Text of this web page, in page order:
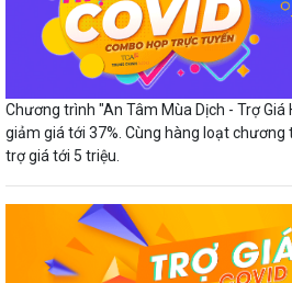
Chương trình "An Tâm Mùa Dịch - Trợ
giảm giá tới 37%. Cùng hàng loạt chương
trợ giá tới 5 triệu.